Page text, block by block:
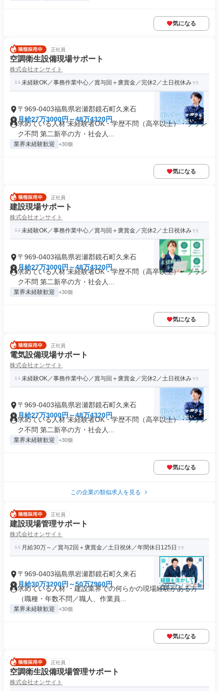
気になる
正社員
空調衛生設備現場サポート
株式会社オンサイト
未経験OK／事務作業中心／賞与回＋褒賞金／完休2／土日祝休み
〒969-0403福島県岩瀬郡鏡石町久来石
月給27万3000円～48万4320円
求めている人材 未経験者OK・学歴不問（高卒以上）・ブラン
ク不問 第二新卒の方・社会人...
業界未経験歓迎 +30個
気になる
正社員
建設現場サポート
株式会社オンサイト
未経験OK／事務作業中心／賞与回＋褒賞金／完休2／土日祝休み
〒969-0403福島県岩瀬郡鏡石町久来石
月給27万3000円～48万4320円
求めている人材 未経験者OK・学歴不問（高卒以上）・ブラン
ク不問 第二新卒の方・社会人...
業界未経験歓迎 +30個
気になる
正社員
電気設備現場サポート
株式会社オンサイト
未経験OK／事務作業中心／賞与回＋褒賞金／完休2／土日祝休み
〒969-0403福島県岩瀬郡鏡石町久来石
月給27万3000円～48万4320円
求めている人材 未経験者OK・学歴不問（高卒以上）・ブラン
ク不問 第二新卒の方・社会人...
業界未経験歓迎 +30個
気になる
この企業の類似求人を見る
正社員
建設現場管理サポート
株式会社オンサイト
月給30万～／賞与2回＋褒賞金／土日祝休／年間休日125日
〒969-0403福島県岩瀬郡鏡石町久来石
月給30万3200円～50万7960円
求めている人材 ・建設業界での何らかの現場経験がある方
（職種・年数不問／職人、作業員...
業界未経験歓迎 +30個
気になる
正社員
空調衛生設備現場管理サポート
株式会社オンサイト